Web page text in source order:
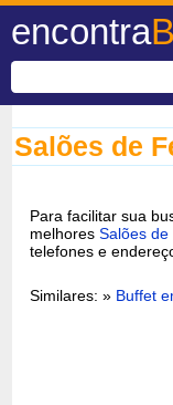
encontra
Salões de
Para facilitar sua
melhoresSalões
telefones e
Similares: » Buffet